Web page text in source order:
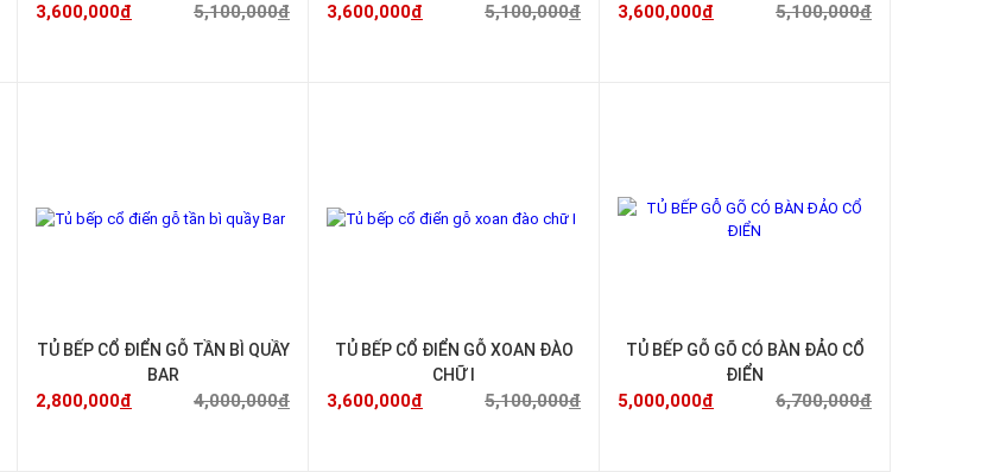
3,600,000đ 5,100,000đ 3,600,000đ 5,100,000đ 3,600,000đ 5,100,000đ
TỦ BẾP CỔ ĐIỂN GỖ TẦN BÌ QUẦY
BAR
2,800,000đ 4,000,000đ
TỦ BẾP CỔ ĐIỂN GỖ XOAN ĐÀO
CHỮ I
3,600,000đ 5,100,000đ
TỦ BẾP GỖ GÕ CÓ BÀN ĐẢO CỔ
ĐIỂN
5,000,000đ 6,700,000đ